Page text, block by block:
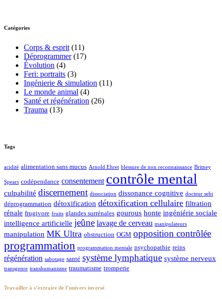
Catégories
Corps & esprit (11)
Déprogrammer(17)
Évolution (4)
Feri: portraits (3)
Ingénierie & simulation (11)
Le monde animal (4)
Santé et régénération (26)
Trauma (13)
Tags
acidité alimentation sans mucus Arnold Ehret blessure de non reconnaissance Britney
Spears codépendance consentement contrôle mental
culpabilité discernement dissociation dissonance cognitive docteur sebi
déprogrammation détoxification détoxification cellulaire filtration
rénale frugivore fruits glandes surrénales gourous honte ingéniérie sociale
intelligence artificielle jeûne lavage de cerveau manipulateurs
manipulation MK Ultra obstruction OGM opposition contrôlée
programmation programmation mentale psychopathie reins
régénération sabotage santé système lymphatique système nerveux
transgenre transhumanisme traumatisme tromperie
Travailler à s’extraire de l’univers inversé